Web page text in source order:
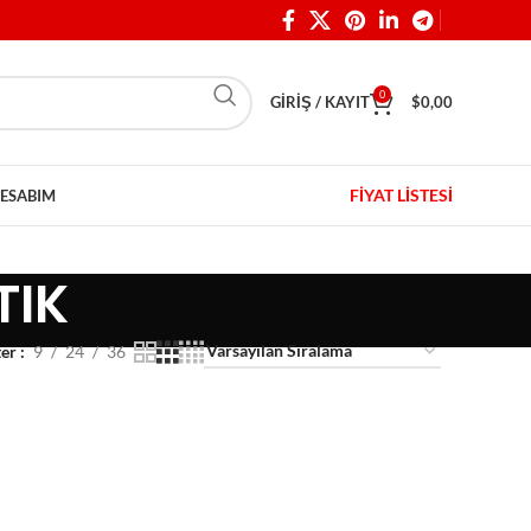
GIRIŞ / KAYIT 0 $0,00
FİYAT LİSTESİ
9 24 36